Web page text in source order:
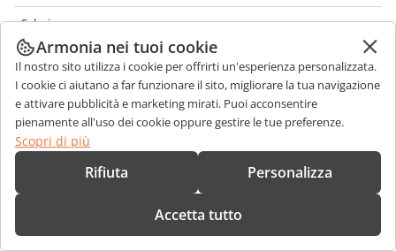
Selezi
ona
testo
dal
curso
re
all'iniz
io
Shift + Home
Seleziona un frammento di
testo dal cursore all'inizio della
riga corrente.
ona
Armonia nei tuoi cookie
Il nostro sito utilizza i cookie per offrirti un'esperienza personalizzata.
I cookie ci aiutano a far funzionare il sito, migliorare la tua navigazione
e attivare pubblicità e marketing mirati. Puoi acconsentire
pienamente all'uso dei cookie oppure gestire le tue preferenze.
Scopri di più
Rifiuta Personalizza
Accetta tutto